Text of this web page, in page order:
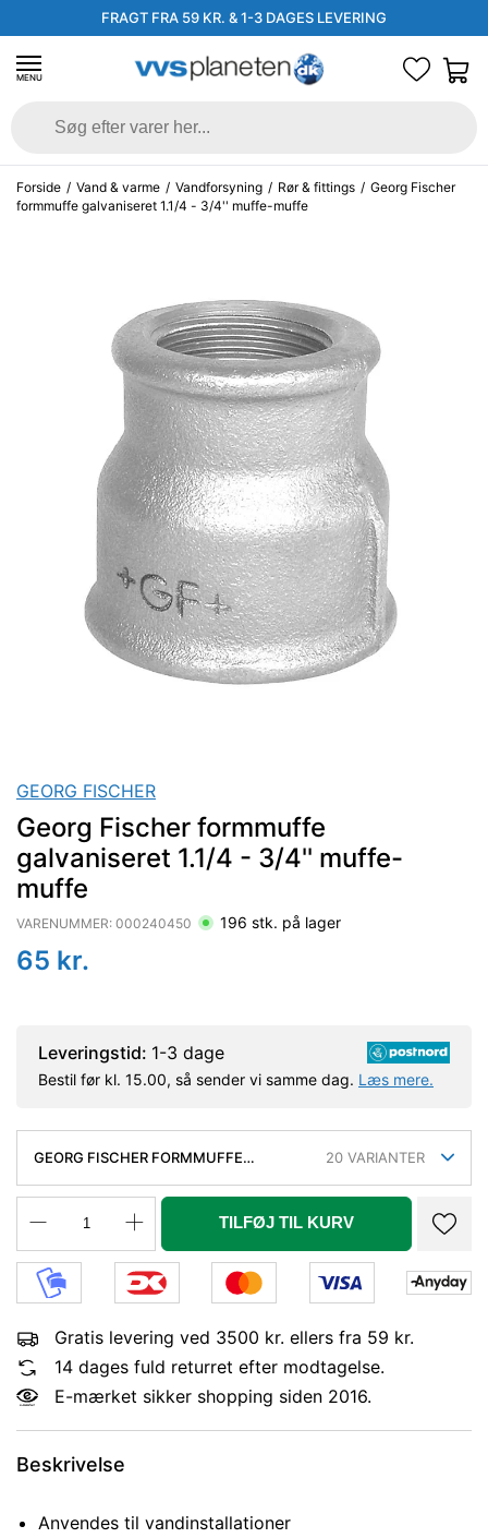
FRAGT FRA 59 KR. & 1-3 DAGES LEVERING
MENU
Forside / Vand & varme / Vandforsyning / Rør & fittings / Georg Fischer
formmuffe galvaniseret 1.1/4 - 3/4'' muffe-muffe
GEORG FISCHER
Georg Fischer formmuffe
galvaniseret 1.1/4 - 3/4'' muffe-
muffe
VARENUMMER: 000240450 196 stk. på lager
65 kr.
Leveringstid: 1-3 dage
Bestil før kl. 15.00, så sender vi samme dag. Læs mere.
GEORG FISCHER FORMMUFFE
MUFFE
20 VARIANTER
TILFØJ TIL KURV
Gratis levering ved 3500 kr. ellers fra 59 kr.
14 dages fuld returret efter modtagelse.
E-mærket sikker shopping siden 2016.
Beskrivelse
Anvendes til vandinstallationer